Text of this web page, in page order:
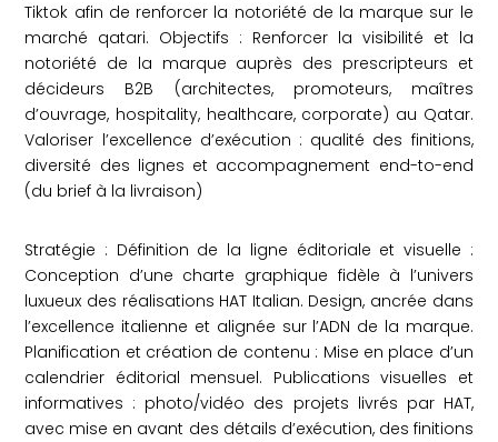
Tiktok afin de renforcer la notoriété de la marque sur le
marché qatari. Objectifs : Renforcer la visibilité et la
notoriété de la marque auprès des prescripteurs et
décideurs B2B (architectes, promoteurs, maîtres
d’ouvrage, hospitality, healthcare, corporate) au Qatar.
Valoriser l’excellence d’exécution : qualité des finitions,
diversité des lignes et accompagnement end-to-end
(du brief à la livraison)
Stratégie : Définition de la ligne éditoriale et visuelle :
Conception d’une charte graphique fidèle à l’univers
luxueux des réalisations HAT Italian. Design, ancrée dans
l’excellence italienne et alignée sur l’ADN de la marque.
Planification et création de contenu : Mise en place d’un
calendrier éditorial mensuel. Publications visuelles et
informatives : photo/vidéo des projets livrés par HAT,
avec mise en avant des détails d’exécution, des finitions